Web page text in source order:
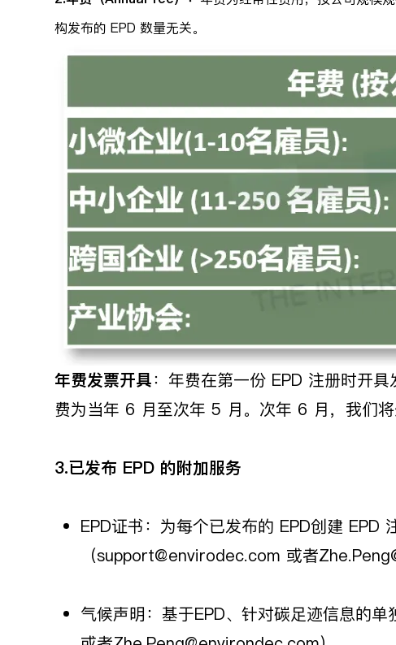
构发布的 EPD 数量无关。
年费发票开具：年费在第一份 EPD 注册时开
费为当年 6 月至次年 5 月。次年 6 月，我们将
3.已发布 EPD 的附加服务
EPD证书：为每个已发布的 EPD创建 EPD
（support@envirodec.com 或者
气候声明：基于EPD、针对碳足迹信息的